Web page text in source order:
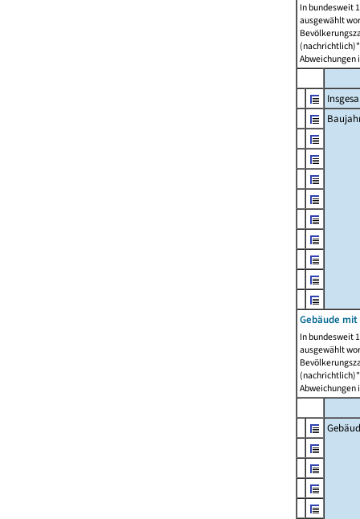
In bundesweit
ausgewählt
Abweichungen
Gebäude mit
In bundesweit
ausgewählt
Abweichungen